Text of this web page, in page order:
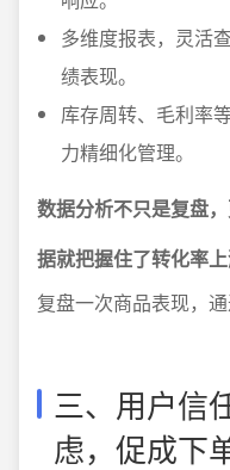
多维度报表，灵活
绩表现。
库存周转、毛利率
力精细化管理。
数据分析不只是复盘
据就把握住了转化率上
复盘一次商品表现，
三、用户
虑，促成下